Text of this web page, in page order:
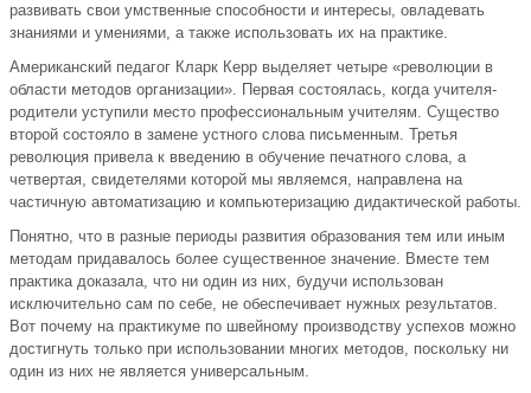
развивать свои умственные способности и интересы, овладевать
знаниями и умениями, а также использовать их на практике.
Американский педагог Кларк Керр выделяет четыре «революции в
области методов организации». Первая состоялась, когда учителя-
родители уступили место профессиональным учителям. Существо
второй состояло в замене устного слова письменным. Третья
революция привела к введению в обучение печатного слова, а
четвертая, свидетелями которой мы являемся, направлена на
частичную автоматизацию и компьютеризацию дидактической работы.
Понятно, что в разные периоды развития образования тем или иным
методам придавалось более существенное значение. Вместе тем
практика доказала, что ни один из них, будучи использован
исключительно сам по себе, не обеспечивает нужных результатов.
Вот почему на практикуме по швейному производству успехов можно
достигнуть только при использовании многих методов, поскольку ни
один из них не является универсальным.